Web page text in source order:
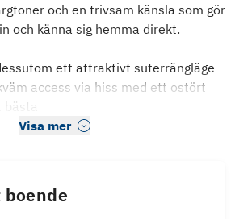
och en trivsam känsla som gör
och känna sig hemma direkt.
ett attraktivt suterrängläge
access via hiss med ett ostört
Visa mer